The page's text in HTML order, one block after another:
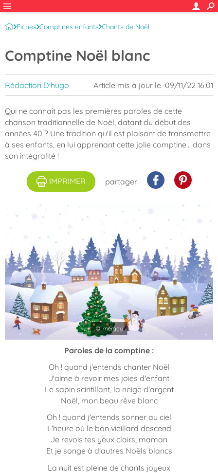
Fiches Comptines enfants Chants de Noël
Comptine Noël blanc
Rédaction D'hugo Article mis à jour le 09/11/22 16:01
Qui ne connaît pas les premières paroles de cette
chanson traditionnelle de Noël, datant du début des
années 40 ? Une tradition qu'il est plaisant de transmettre
à ses enfants, en lui apprenant cette jolie comptine... dans
son intégralité !
IMPRIMER partager
© merggy
Paroles de la comptine :
Oh ! quand j'entends chanter Noël
J'aime à revoir mes joies d'enfant
Le sapin scintillant, la neige d'argent
Noël, mon beau rêve blanc
Oh ! quand j'entends sonner au ciel
L'heure où le bon vieillard descend
Je revois tes yeux clairs, maman
Et je songe à d'autres Noëls blancs
La nuit est pleine de chants joyeux